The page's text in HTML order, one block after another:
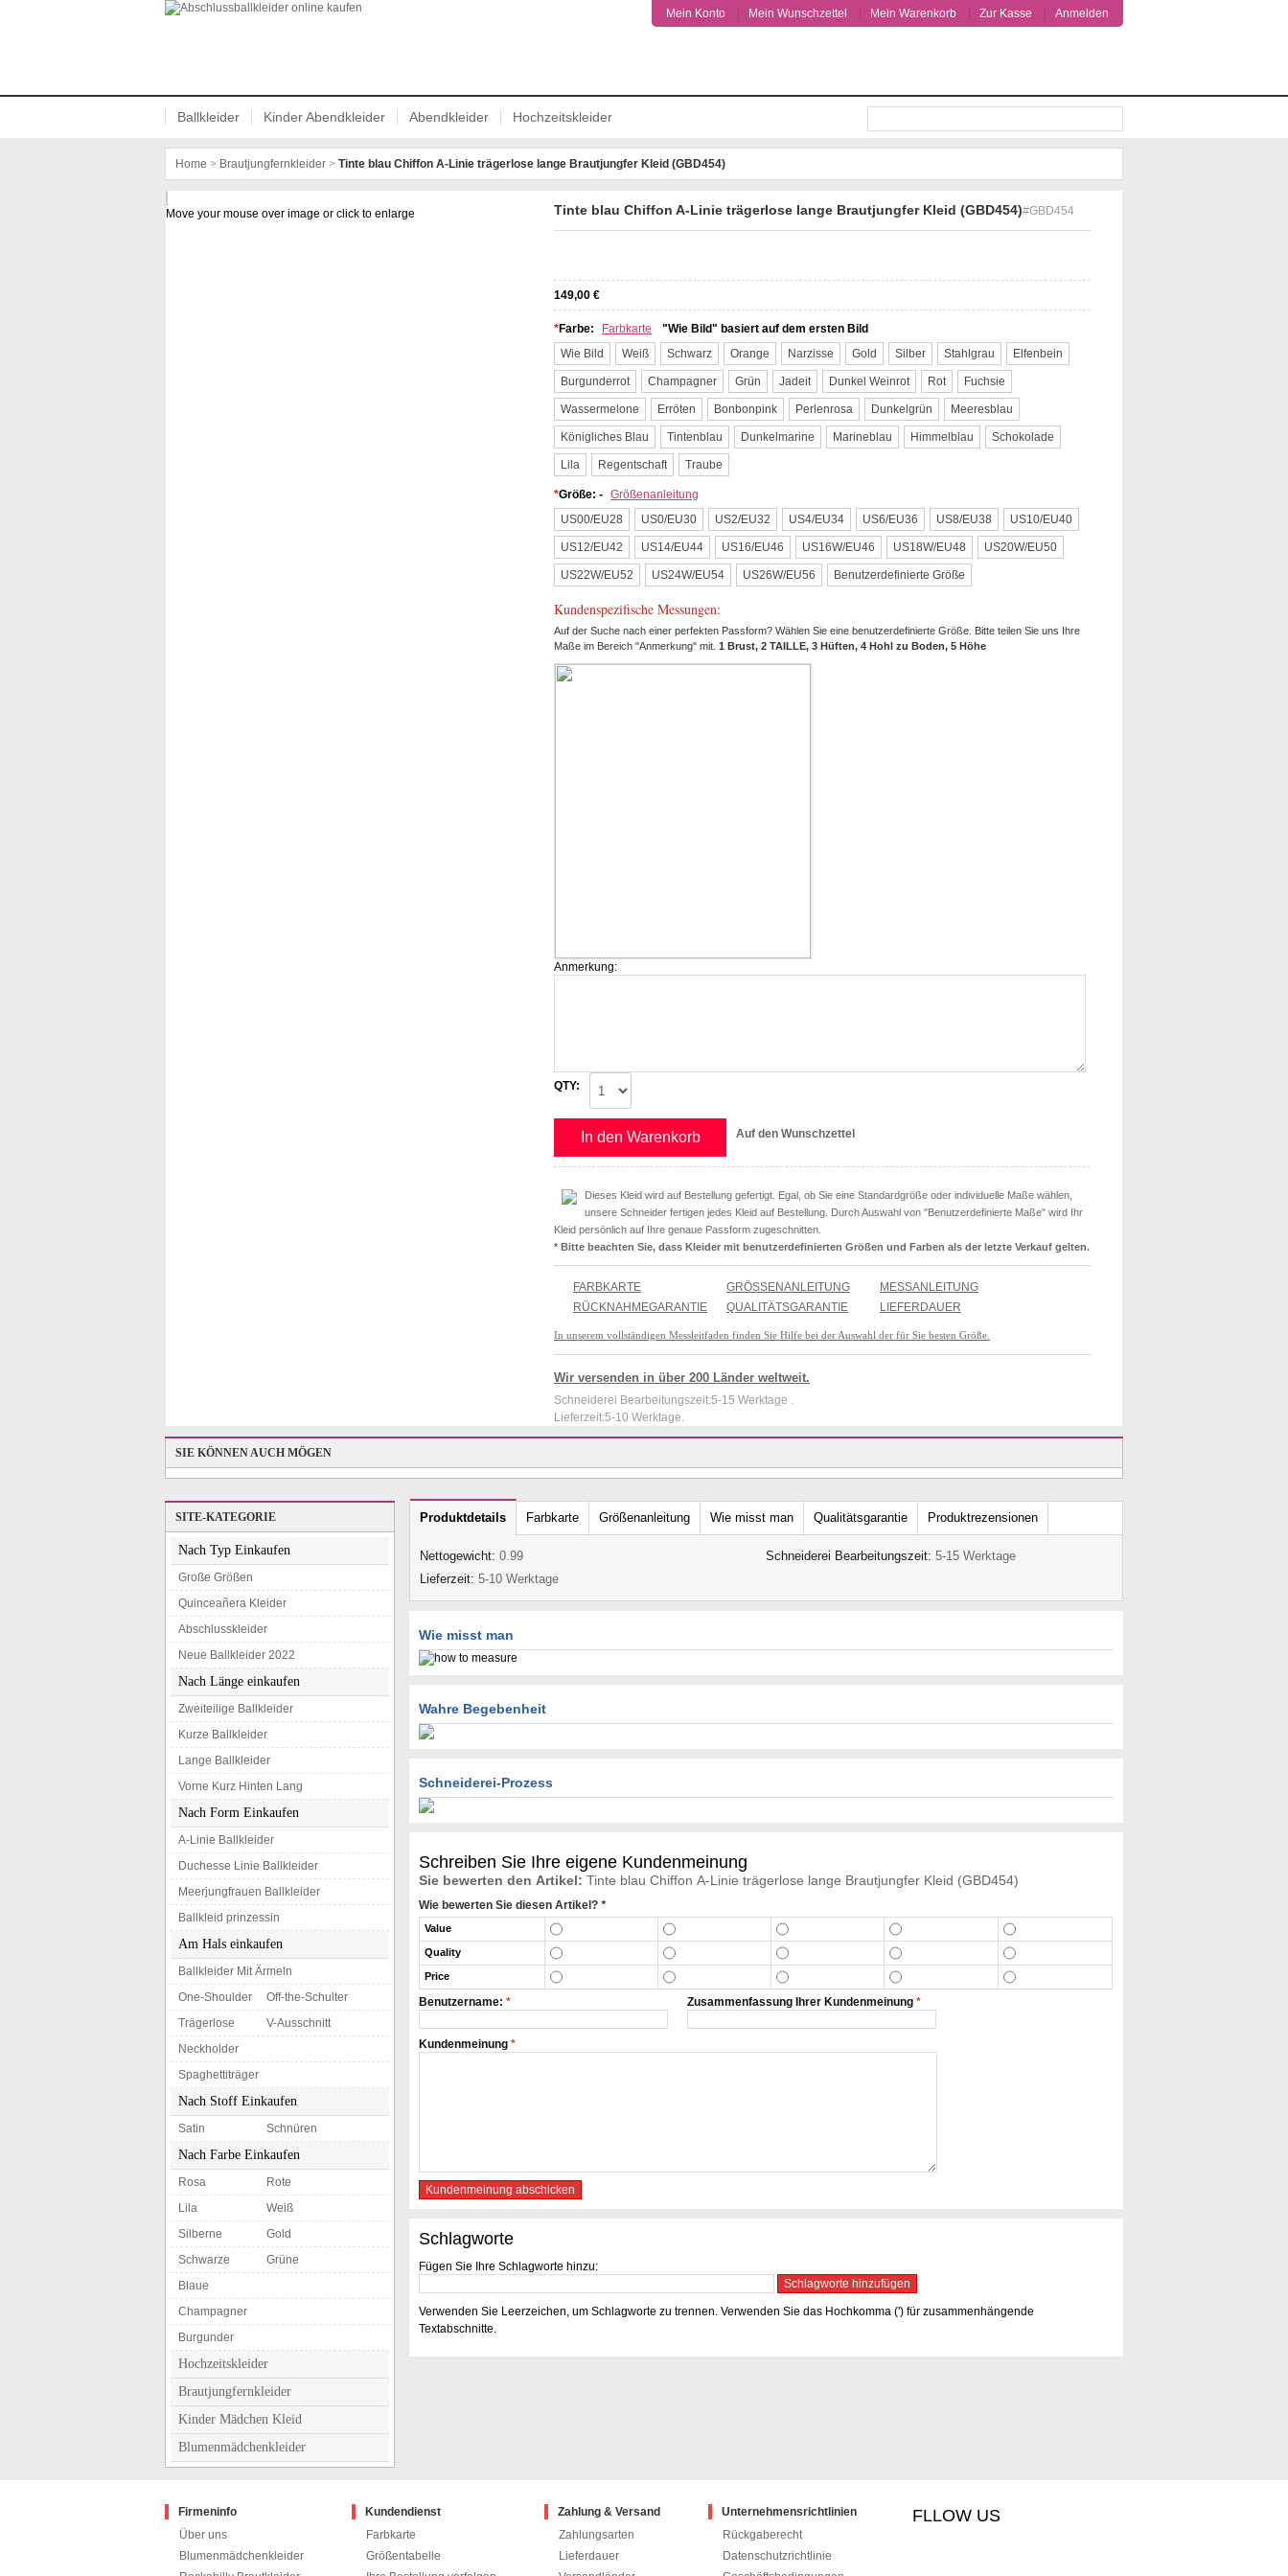
Mein Konto Mein Wunschzettel Mein Warenkorb Zur Kasse Anmelden
Ballkleider Kinder Abendkleider Abendkleider Hochzeitskleider
Home > Brautjungfernkleider > Tinte blau Chiffon A-Linie trägerlose lange Brautjungfer Kleid (GBD454)
Tinte blau Chiffon A-Linie trägerlose lange Brautjungfer Kleid (GBD454)#GBD454
149,00 €
*Farbe: Farbkarte
"Wie Bild" basiert auf dem ersten Bild
Wie Bild
Weiß Schwarz Orange Narzisse Gold Silber Stahlgrau Elfenbein
Burgunderrot Champagner Grün Jadeit Dunkel Weinrot Rot Fuchsie
Wassermelone Erröten Bonbonpink Perlenrosa Dunkelgrün Meeresblau
Königliches Blau Tintenblau Dunkelmarine Marineblau Himmelblau Schokolade
Lila Regentschaft Traube
*Größe: - Größenanleitung
US00/EU28
US0/EU30 US2/EU32 US4/EU34 US6/EU36 US8/EU38 US10/EU40
US12/EU42 US14/EU44 US16/EU46 US16W/EU46 US18W/EU48 US20W/EU50
US22W/EU52 US24W/EU54 US26W/EU56 Benutzerdefinierte Größe
Kundenspezifische Messungen:
Auf der Suche nach einer perfekten Passform? Wählen Sie eine benutzerdefinierte Größe. Bitte teilen Sie uns Ihre
Maße im Bereich "Anmerkung" mit. 1 Brust, 2 TAILLE, 3 Hüften, 4 Hohl zu Boden, 5 Höhe
Anmerkung:
QTY:
In den Warenkorb Auf den Wunschzettel
Dieses Kleid wird auf Bestellung gefertigt. Egal, ob Sie eine Standardgröße oder individuelle Maße wählen,
unsere Schneider fertigen jedes Kleid auf Bestellung. Durch Auswahl von "Benutzerdefinierte Maße" wird Ihr
Kleid persönlich auf Ihre genaue Passform zugeschnitten.
* Bitte beachten Sie, dass Kleider mit benutzerdefinierten Größen und Farben als der letzte Verkauf gelten.
FARBKARTE GRÖSSENANLEITUNG
MESSANLEITUNG
RÜCKNAHMEGARANTIE
QUALITÄTSGARANTIE LIEFERDAUER
In unserem vollständigen Messleitfaden finden Sie Hilfe bei der Auswahl der für Sie besten Größe.
Wir versenden in über 200 Länder weltweit.
Schneiderei Bearbeitungszeit:5-15 Werktage .
Lieferzeit:5-10 Werktage.
Move your mouse over image or click to enlarge
SIE KÖNNEN AUCH MÖGEN
SITE-KATEGORIE
Nach Typ Einkaufen
Große Größen
Quinceañera Kleider
Abschlusskleider
Neue Ballkleider 2022
Nach Länge einkaufen
Zweiteilige Ballkleider
Kurze Ballkleider
Lange Ballkleider
Vorne Kurz Hinten Lang
Nach Form Einkaufen
A-Linie Ballkleider
Duchesse Linie Ballkleider
Meerjungfrauen Ballkleider
Ballkleid prinzessin
Am Hals einkaufen
Ballkleider Mit Ärmeln
One-Shoulder
Off-the-Schulter
Trägerlose
V-Ausschnitt
Neckholder
Spaghettiträger
Nach Stoff Einkaufen
Satin Schnüren
Nach Farbe Einkaufen
Rosa
Rote
Lila
Weiß
Silberne
Gold
Schwarze
Grüne
Blaue
Champagner
Burgunder
Hochzeitskleider
Brautjungfernkleider
Kinder Mädchen Kleid
Blumenmädchenkleider
Produktdetails Farbkarte Größenanleitung Wie misst man Qualitätsgarantie Produktrezensionen
Nettogewicht: 0.99 Schneiderei Bearbeitungszeit: 5-15 Werktage
Lieferzeit: 5-10 Werktage
Wie misst man
Wahre Begebenheit
Schneiderei-Prozess
Schreiben Sie Ihre eigene Kundenmeinung
Sie bewerten den Artikel: Tinte blau Chiffon A-Linie trägerlose lange Brautjungfer Kleid (GBD454)
Wie bewerten Sie diesen Artikel? *
Value
Quality
Price
*
Benutzername: *
Zusammenfassung Ihrer Kundenmeinung
*
Kundenmeinung
Kundenmeinung abschicken
Schlagworte
Fügen Sie Ihre Schlagworte hinzu:
Schlagworte hinzufügen
Verwenden Sie Leerzeichen, um Schlagworte zu trennen. Verwenden Sie das Hochkomma (') für zusammenhängende
Textabschnitte.
Firmeninfo
Über uns
Blumenmädchenkleider
Kundendienst
Farbkarte
Größentabelle
Zahlung & Versand
Zahlungsarten
Lieferdauer
Unternehmensrichtlinien
Rückgaberecht
Datenschutzrichtlinie
FLLOW US